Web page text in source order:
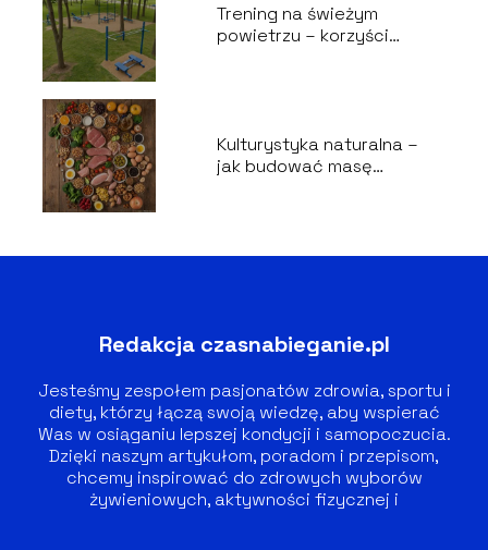
Trening na świeżym
powietrzu – korzyści
Kulturystyka naturalna –
jak budować masę
Redakcja czasnabieganie.pl
Jesteśmy zespołem pasjonatów zdrowia, sportu i
diety, którzy łączą swoją wiedzę, aby wspierać
Was w osiąganiu lepszej kondycji i samopoczucia.
Dzięki naszym artykułom, poradom i przepisom,
chcemy inspirować do zdrowych wyborów
żywieniowych, aktywności fizycznej i